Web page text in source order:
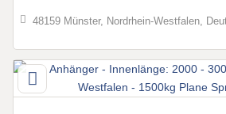
48159 Münster, Nordrhein-Westfalen,